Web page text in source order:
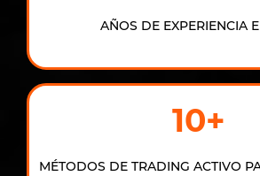
AÑOS DE EXPERIENCIA
10+
MÉTODOS DE TRADING ACTIVO